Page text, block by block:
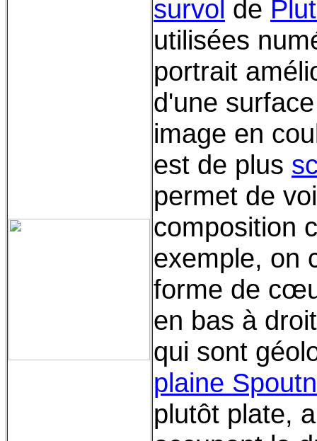
survol de
utilisées
portrait
d'une
image en
est de plus
permet de
composition
exemple, on
forme de
en bas à
qui sont
plaine
plutôt plate,